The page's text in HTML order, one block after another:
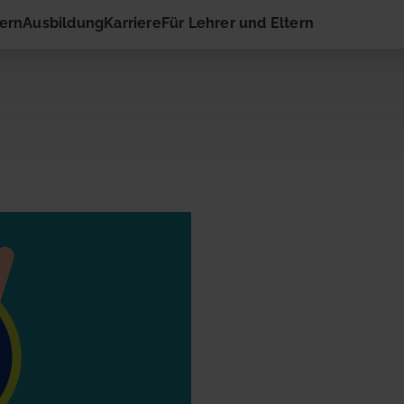
AusbildungKarriereFür Lehrer und Eltern